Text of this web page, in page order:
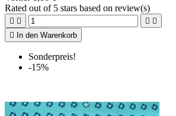
Rated out of 5 stars based on review(s)
   

In den Warenkorb
Sonderpreis!
-15%